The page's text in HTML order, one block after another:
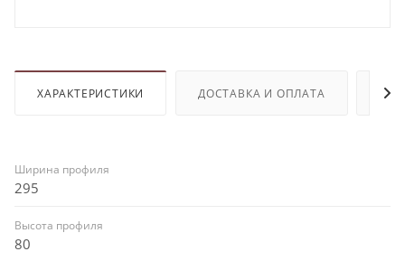
ХАРАКТЕРИСТИКИ ДОСТАВКА И ОПЛАТА
Ширина профиля
295
Высота профиля
80